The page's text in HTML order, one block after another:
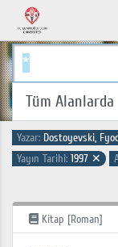
Yazar: Dostoyevski,
Yayın Tarihi: 1997 ✕
Kitap [Roman]